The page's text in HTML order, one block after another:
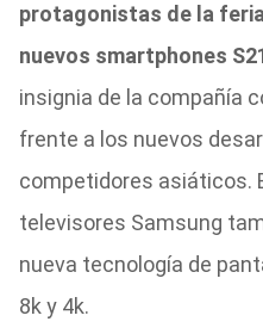
protagonistas de la
nuevos smartphones
insignia de la compañía
frente a los nuevos
competidores asiáticos.
televisores Samsung
nueva tecnología de
8k y 4k.